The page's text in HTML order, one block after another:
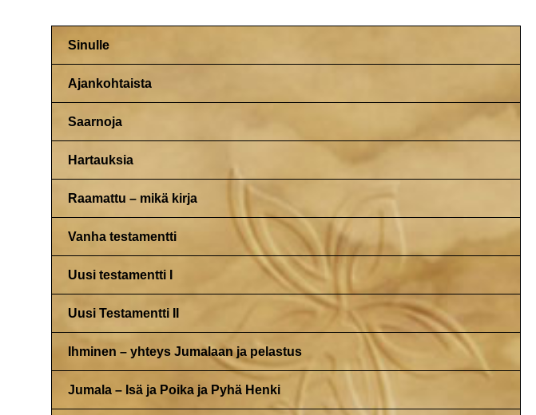
Sinulle
Ajankohtaista
Saarnoja
Hartauksia
Raamattu – mikä kirja
Vanha testamentti
Uusi testamentti I
Uusi Testamentti II
Ihminen – yhteys Jumalaan ja pelastus
Jumala – Isä ja Poika ja Pyhä Henki